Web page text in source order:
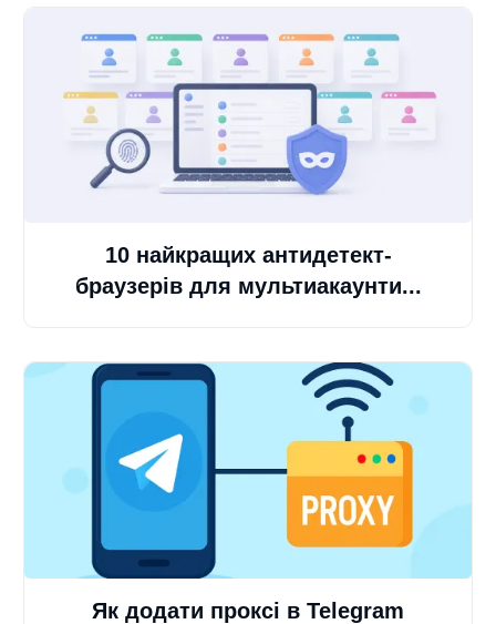
10 найкращих антидетект-
браузерів для мультиакаунти...
Як додати проксі в Telegram